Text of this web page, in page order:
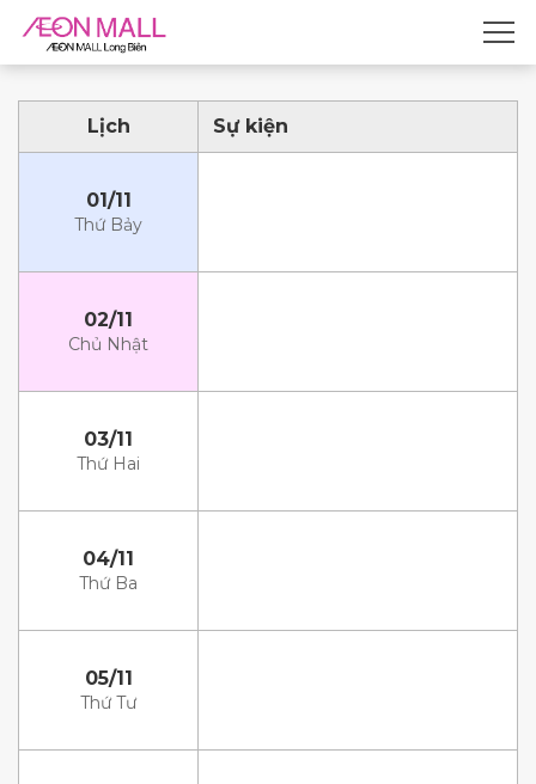
Lịch Sự kiện
01/11
Thứ Bảy
02/11
Chủ Nhật
03/11
Thứ Hai
04/11
Thứ Ba
05/11
Thứ Tư